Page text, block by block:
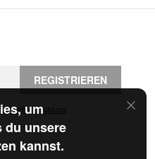
um
du unsere
kannst.
REGISTRIEREN